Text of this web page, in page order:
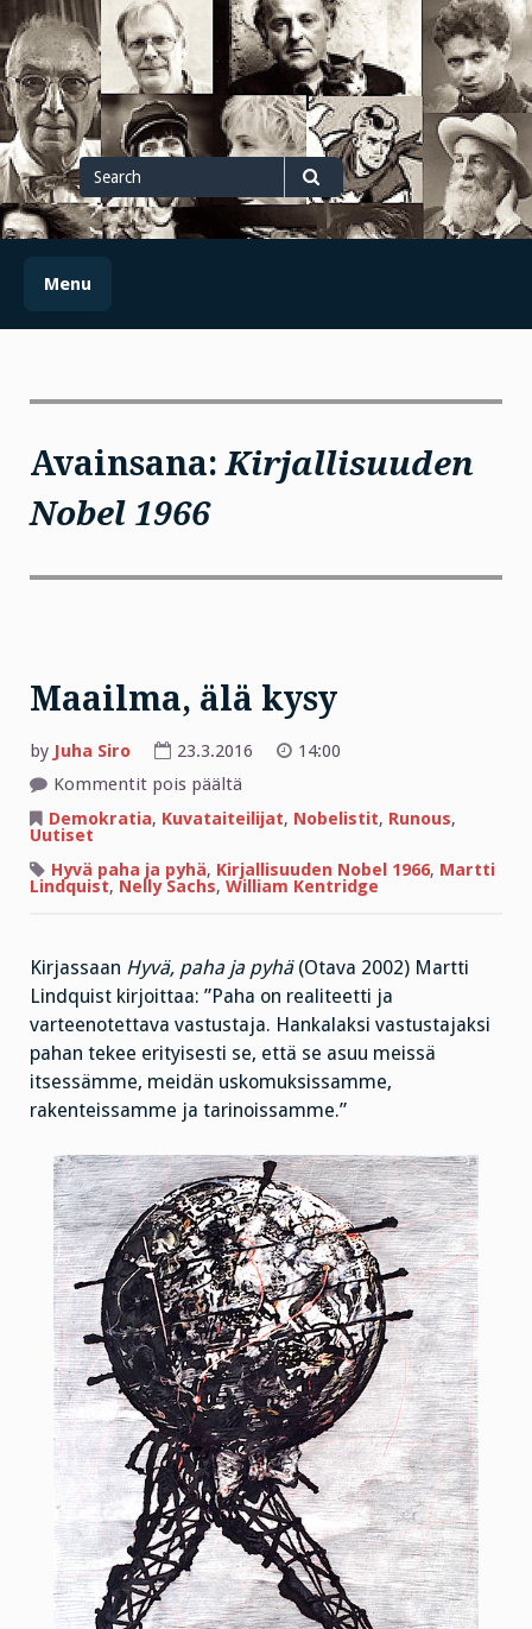
Skip
to
content
Search
for
Search
Menu
Avainsana:Kirjallisuuden
Nobel 1966
Maailma, älä kysy
by Juha Siro 23.3.2016
14:00
Kommentit pois päältä
älä
kysy
Demokratia, Kuvataiteilijat, Nobelistit, Runous,
Uutiset
Hyvä paha ja pyhä, Kirjallisuuden Nobel 1966, Martti
Lindquist, Nelly Sachs, William Kentridge
Kirjassaan Hyvä, paha ja pyhä(Otava 2002) Martti
Lindquist kirjoittaa: ”Paha on realiteetti ja
varteenotettava vastustaja. Hankalaksi vastustajaksi
pahan tekee erityisesti se, että se asuu meissä
itsessämme, meidän uskomuksissamme,
rakenteissamme ja tarinoissamme.”